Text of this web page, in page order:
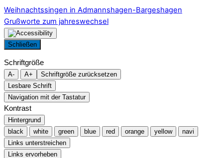
Weihnachtssingen in Admannshagen-Bargeshagen
Grußworte zum jahreswechsel
Schließen
Schriftgröße
A- A+
Schriftgröße zurücksetzen
Lesbare Schrift
Navigation mit der Tastatur
Kontrast
Hintergrund
black
white green blue red orange yellow
navi
Links unterstreichen
Links ervorheben